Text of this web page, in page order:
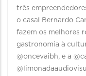
três
o casal Bernardo
fazem os melhores
gastronomia à
@oncevaibh, e a